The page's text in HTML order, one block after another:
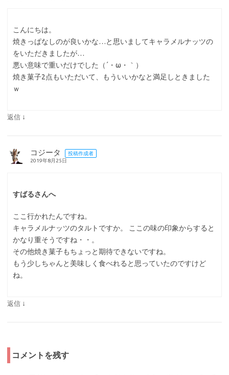
こんにちは。
焼きっぱなしのが良いかな…と思いましてキャラメルナッツの
をいただきましたが…
悪い意味で重いだけでした（´・ω・｀）
焼き菓子2点もいただいて、もういいかなと満足しときました
ｗ
返信 ↓
コジータ
投稿作成者
2019年8月25日
すばるさんへ
ここ行かれたんですね。
キャラメルナッツのタルトですか。 ここの味の印象からすると
かなり重そうですね・・。
その他焼き菓子もちょっと期待できないですね。
もう少しちゃんと美味しく食べれると思っていたのですけど
ね。
返信 ↓
コメントを残す